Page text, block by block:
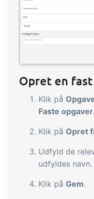
Opret en
Klik på
Faste opgaver.
Klik på Opret
Udfyld de
udfyldes navn.
Klik på Gem.